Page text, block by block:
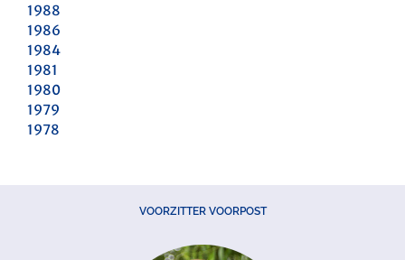
1988
1986
1984
1981
1980
1979
1978
VOORZITTER VOORPOST